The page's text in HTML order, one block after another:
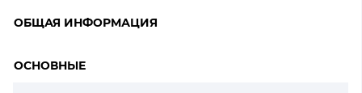
ОБЩАЯ ИНФОРМАЦИЯ
ОСНОВНЫЕ